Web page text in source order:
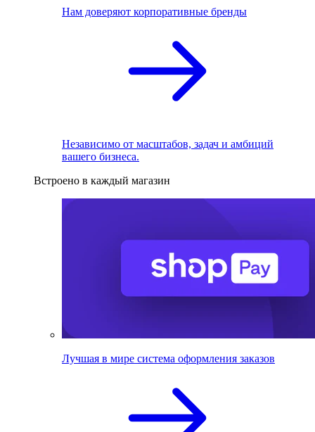
Нам доверяют корпоративные бренды
Независимо от масштабов, задач и амбиций
вашего бизнеса.
Встроено в каждый магазин
Лучшая в мире система оформления заказов